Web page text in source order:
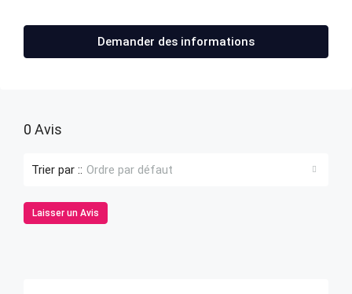
Demander des informations
0 Avis
Trier par :: Ordre par défaut
Laisser un Avis